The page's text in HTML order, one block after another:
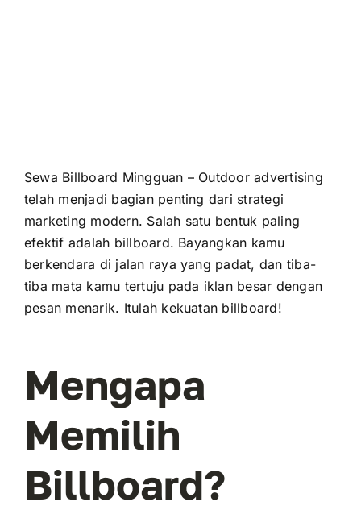
Sewa Billboard Mingguan – Outdoor advertising
telah menjadi bagian penting dari strategi
marketing modern. Salah satu bentuk paling
efektif adalah billboard. Bayangkan kamu
berkendara di jalan raya yang padat, dan tiba-
tiba mata kamu tertuju pada iklan besar dengan
pesan menarik. Itulah kekuatan billboard!
Mengapa
Memilih
Billboard?